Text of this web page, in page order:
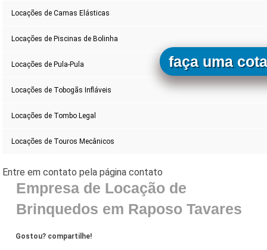
Locações de Camas Elásticas
Locações de Piscinas de Bolinha
Locações de Pula-Pula
Locações de Tobogãs Infláveis
Locações de Tombo Legal
Locações de Touros Mecânicos
Empresa de Locação de
Brinquedos em Raposo Tavares
Gostou? compartilhe!
faça uma